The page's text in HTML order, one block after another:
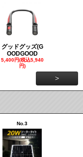
グッドグッズ(G
OODGOOD
5,400円(税込5,940
円)
>
No.3